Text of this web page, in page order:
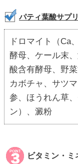
パティ葉酸サプ
ドロマイト（Ca
酵母、ケール末
酸含有酵母、野
カボチャ、サツ
参、ほうれん草
ン）、澱粉
ビタミン・